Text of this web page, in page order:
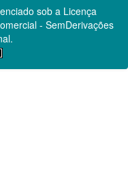
sob a Licença
- SemDerivações